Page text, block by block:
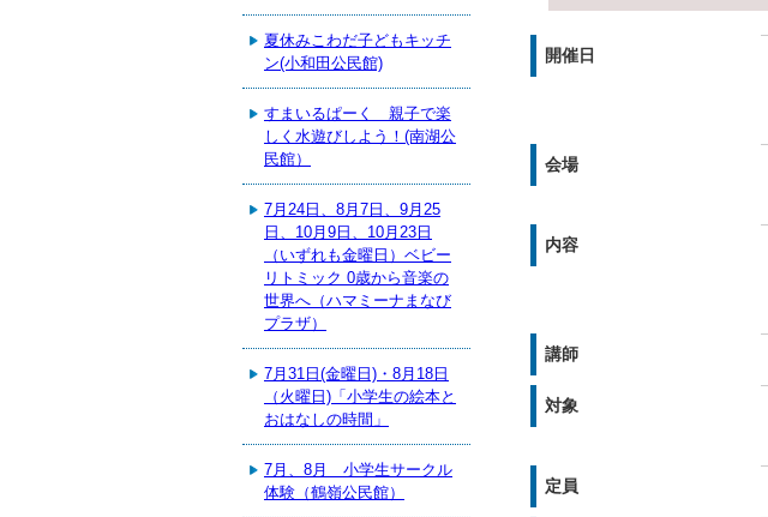
開催日
会場
内容
講師
対象
定員
夏休みこわだ子どもキッチ
ン(小和田公民館)
すまいるぱーく 親子で楽
しく水遊びしよう！(南湖公
民館）
7月24日、8月7日、9月25
日、10月9日、10月23日
（いずれも金曜日）ベビー
リトミック 0歳から音楽の
世界へ（ハマミーナまなび
プラザ）
7月31日(金曜日)・8月18日
（火曜日)「小学生の絵本と
おはなしの時間」
7月、8月 小学生サークル
体験（鶴嶺公民館）